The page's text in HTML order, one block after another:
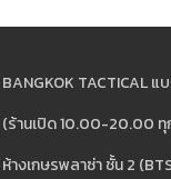
BANGKOK TACTICAL
(ร้านเปิด 10.00-20.00 ทุ
ห้างเกษรพลาซ่า ชั้น 2